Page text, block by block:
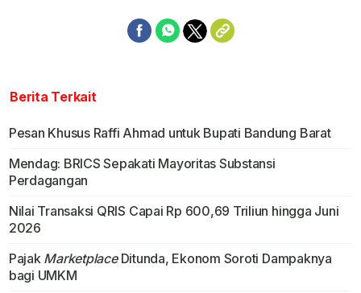
Berita Terkait
Pesan Khusus Raffi Ahmad untuk Bupati Bandung Barat
Mendag: BRICS Sepakati Mayoritas Substansi
Perdagangan
Nilai Transaksi QRIS Capai Rp 600,69 Triliun hingga Juni
2026
Pajak MarketplaceDitunda, Ekonom Soroti Dampaknya
bagi UMKM